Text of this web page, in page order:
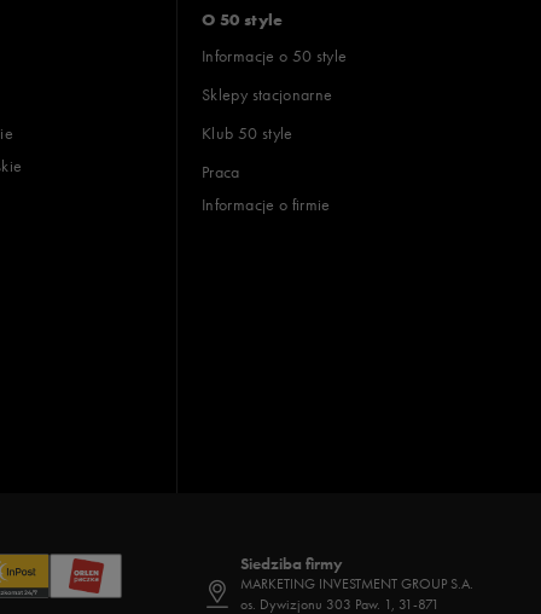
O 50 style
Informacje o 50 style
Sklepy stacjonarne
Klub 50 style
Praca
Informacje o firmie
Siedziba firmy
MARKETING INVESTMENT GROUP S.A.
os. Dywizjonu 303 Paw. 1, 31-871